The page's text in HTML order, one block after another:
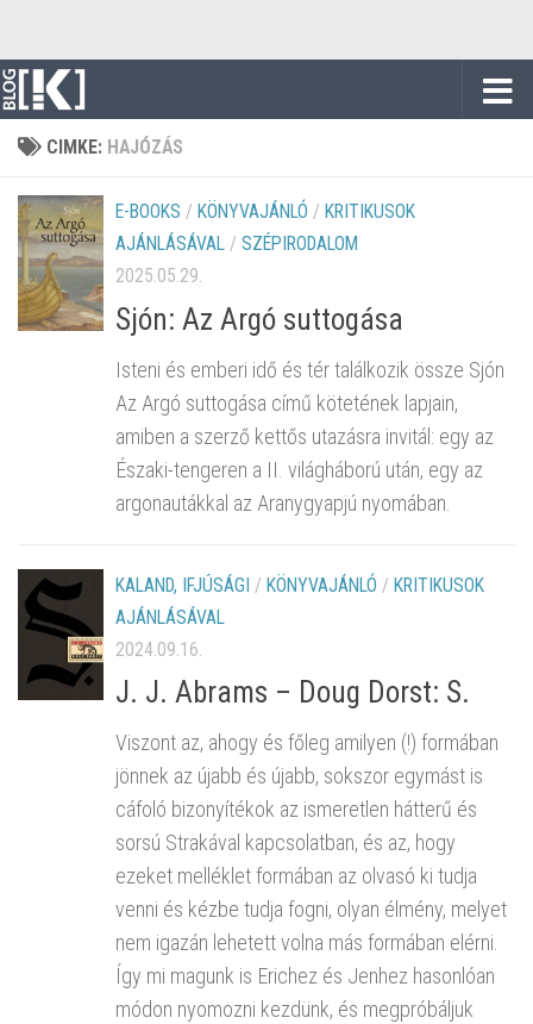
CIMKE: HAJÓZÁS
E-BOOKS / KÖNYVAJÁNLÓ / KRITIKUSOK
AJÁNLÁSÁVAL / SZÉPIRODALOM
2025.05.29.
Sjón: Az Argó suttogása
Isteni és emberi idő és tér találkozik össze Sjón
Az Argó suttogása című kötetének lapjain,
amiben a szerző kettős utazásra invitál: egy az
Északi-tengeren a II. világháború után, egy az
argonautákkal az Aranygyapjú nyomában.
KALAND, IFJÚSÁGI / KÖNYVAJÁNLÓ / KRITIKUSOK
AJÁNLÁSÁVAL
2024.09.16.
J. J. Abrams – Doug Dorst: S.
Viszont az, ahogy és főleg amilyen (!) formában
jönnek az újabb és újabb, sokszor egymást is
cáfoló bizonyítékok az ismeretlen hátterű és
sorsú Strakával kapcsolatban, és az, hogy
ezeket melléklet formában az olvasó ki tudja
venni és kézbe tudja fogni, olyan élmény, melyet
nem igazán lehetett volna más formában elérni.
Így mi magunk is Erichez és Jenhez hasonlóan
módon nyomozni kezdünk, és megpróbáljuk